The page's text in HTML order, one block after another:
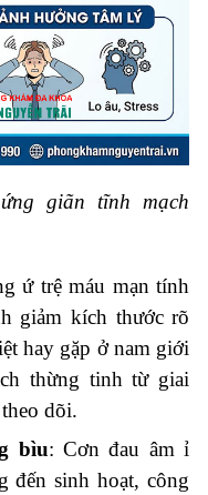
giãn tĩnh mạch
ứ trệ máu mạn tính
giảm kích thước rõ
hay gặp ở nam giới
thừng tinh từ giai
dõi.
bìu: Cơn đau âm ỉ
đến sinh hoạt, công